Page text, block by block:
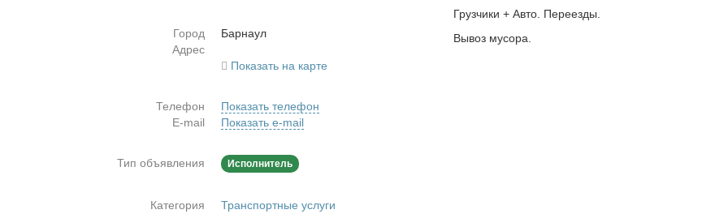
Грузчики + Авто. Переезды.
Вывоз мусора.
Город
Бар­на­ул
Адрес
Показать на карте
Телефон
Показать телефон
E-mail
Показать e-mail
Тип объявления Исполнитель
Категория
Транспортные услуги